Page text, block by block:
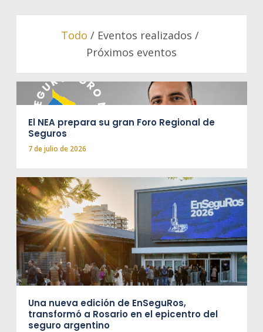
Todo / Eventos realizados /
Próximos eventos
El NEA prepara su gran Foro Regional de
Seguros
7 de julio de 2026
Una nueva edición de EnSeguRos,
transformó a Rosario en el epicentro del
seguro argentino